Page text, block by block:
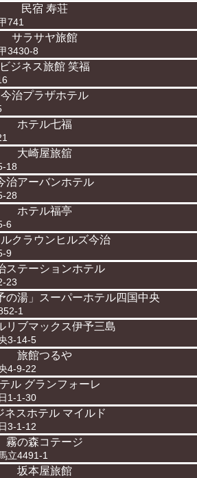
民宿 寿荘
741
サラサヤ旅館
3430-8
ビジネス旅館 笑福
今治プラザホテル
ホテル七福
大崎屋旅舘
18
治アーバンホテル
28
ホテル福亭
6
クラウンヒルズ今治
9
ステーションホテル
23
の湯」スーパーホテル四国中央
1
リブマックス伊予三島
3-14-5
旅館つるや
4-9-22
ル グランフォーレ
1-1-30
ネスホテル マイルド
3-1-12
霧の森コテージ
立4491-1
坂本屋旅館